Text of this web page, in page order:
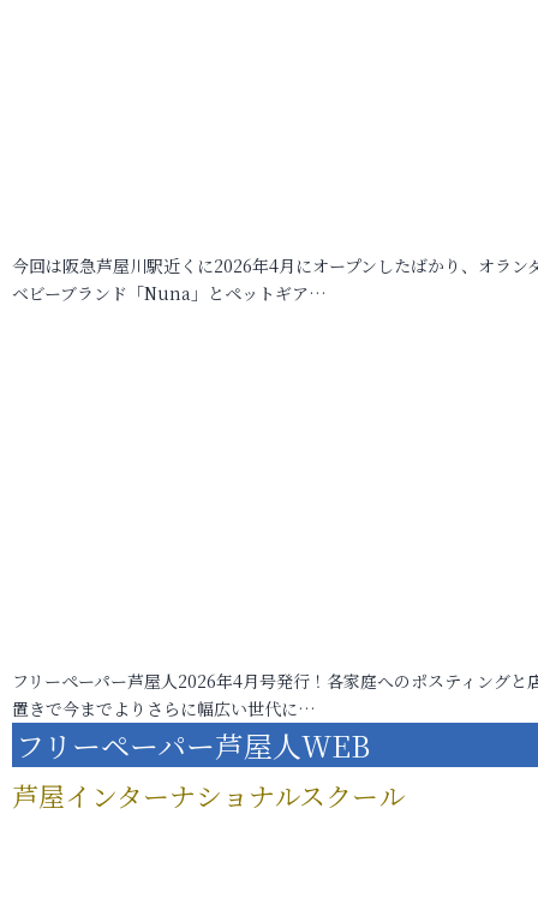
今回は阪急芦屋川駅近くに2026年4月にオープンしたばかり、オラン
ベビーブランド「Nuna」とペットギア…
フリーペーパー芦屋人2026年4月号発行！各家庭へのポスティングと
置きで今までよりさらに幅広い世代に…
フリーペーパー芦屋人WEB
芦屋インターナショナルスクール